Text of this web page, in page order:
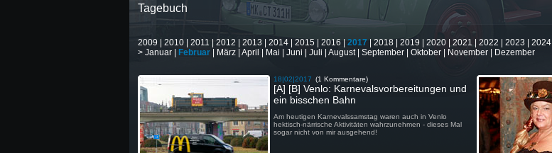
Tagebuch
2009 2010 2011 2012 2013 2014 2015 2016 2017 2018 2019 2020 2021 2022 2023 2024
> Januar Februar März April Mai Juni Juli August| September Oktober November Dezember
18|02|2017 (1 Kommentare)
[A] [B] Venlo: Karnevalsvorbereitungen und
ein bisschen Bahn
Am heutigen Karnevalssamstag waren auch in Venlo
hektisch-närrische Aktivitäten wahrzunehmen - dieses Mal
sogar nicht von mir ausgehend!